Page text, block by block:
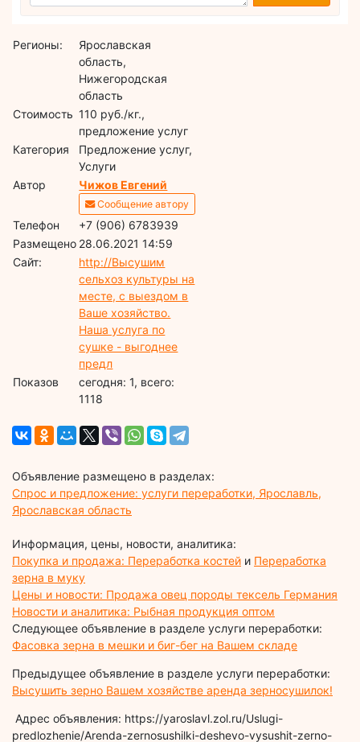
Регионы:
Ярославская
область,
Нижегородская
область
Стоимость 110 руб./кг.,
предложение услуг
Категория
Предложение услуг,
Услуги
Автор
Чижов Евгений
Сообщение автору
Телефон
+7 (906) 6783939
Размещено 28.06.2021 14:59
Сайт:
http://Высушим
сельхоз культуры на
месте, с выездом в
Ваше хозяйство.
Наша услуга по
сушке - выгоднее
предл
Показов
cегодня: 1, всего:
1118
Объявление размещено в разделах:
Спрос и предложение: услуги переработки, Ярославль,
Ярославская область
Информация, цены, новости, аналитика:
Покупка и продажа: Переработка костей и Переработка
зерна в муку
Цены и новости: Продажа овец породы тексель Германия
Новости и аналитика: Рыбная продукция оптом
Следующее объявление в разделе услуги переработки:
Фасовка зерна в мешки и биг-бег на Вашем складе
Предыдущее объявление в разделе услуги переработки:
Высушить зерно Вашем хозяйстве аренда зерносушилок!
Адрес объявления: https://yaroslavl.zol.ru/Uslugi-
predlozhenie/Arenda-zernosushilki-deshevo-vysushit-zerno-